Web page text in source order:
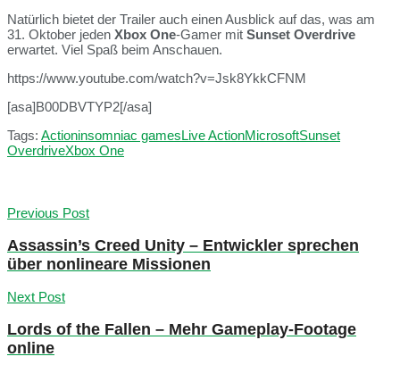
Natürlich bietet der Trailer auch einen Ausblick auf das, was am
31. Oktober jeden Xbox One-Gamer mit Sunset Overdrive
erwartet. Viel Spaß beim Anschauen.
https://www.youtube.com/watch?v=Jsk8YkkCFNM
[asa]B00DBVTYP2[/asa]
Tags: Actioninsomniac gamesLive ActionMicrosoftSunset
OverdriveXbox One
Previous Post
Assassin’s Creed Unity – Entwickler sprechen
über nonlineare Missionen
Next Post
Lords of the Fallen – Mehr Gameplay-Footage
online